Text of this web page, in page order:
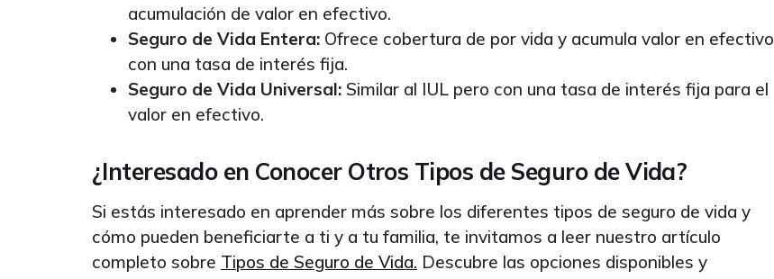
acumulación de valor en efectivo.
Seguro de Vida Entera: Ofrece cobertura de por vida y acumula valor en efectivo
con una tasa de interés fija.
Seguro de Vida Universal: Similar al IUL pero con una tasa de interés fija para el
valor en efectivo.
¿Interesado en Conocer Otros Tipos de Seguro de Vida?
Si estás interesado en aprender más sobre los diferentes tipos de seguro de vida y
cómo pueden beneficiarte a ti y a tu familia, te invitamos a leer nuestro artículo
completo sobre Tipos de Seguro de Vida. Descubre las opciones disponibles y